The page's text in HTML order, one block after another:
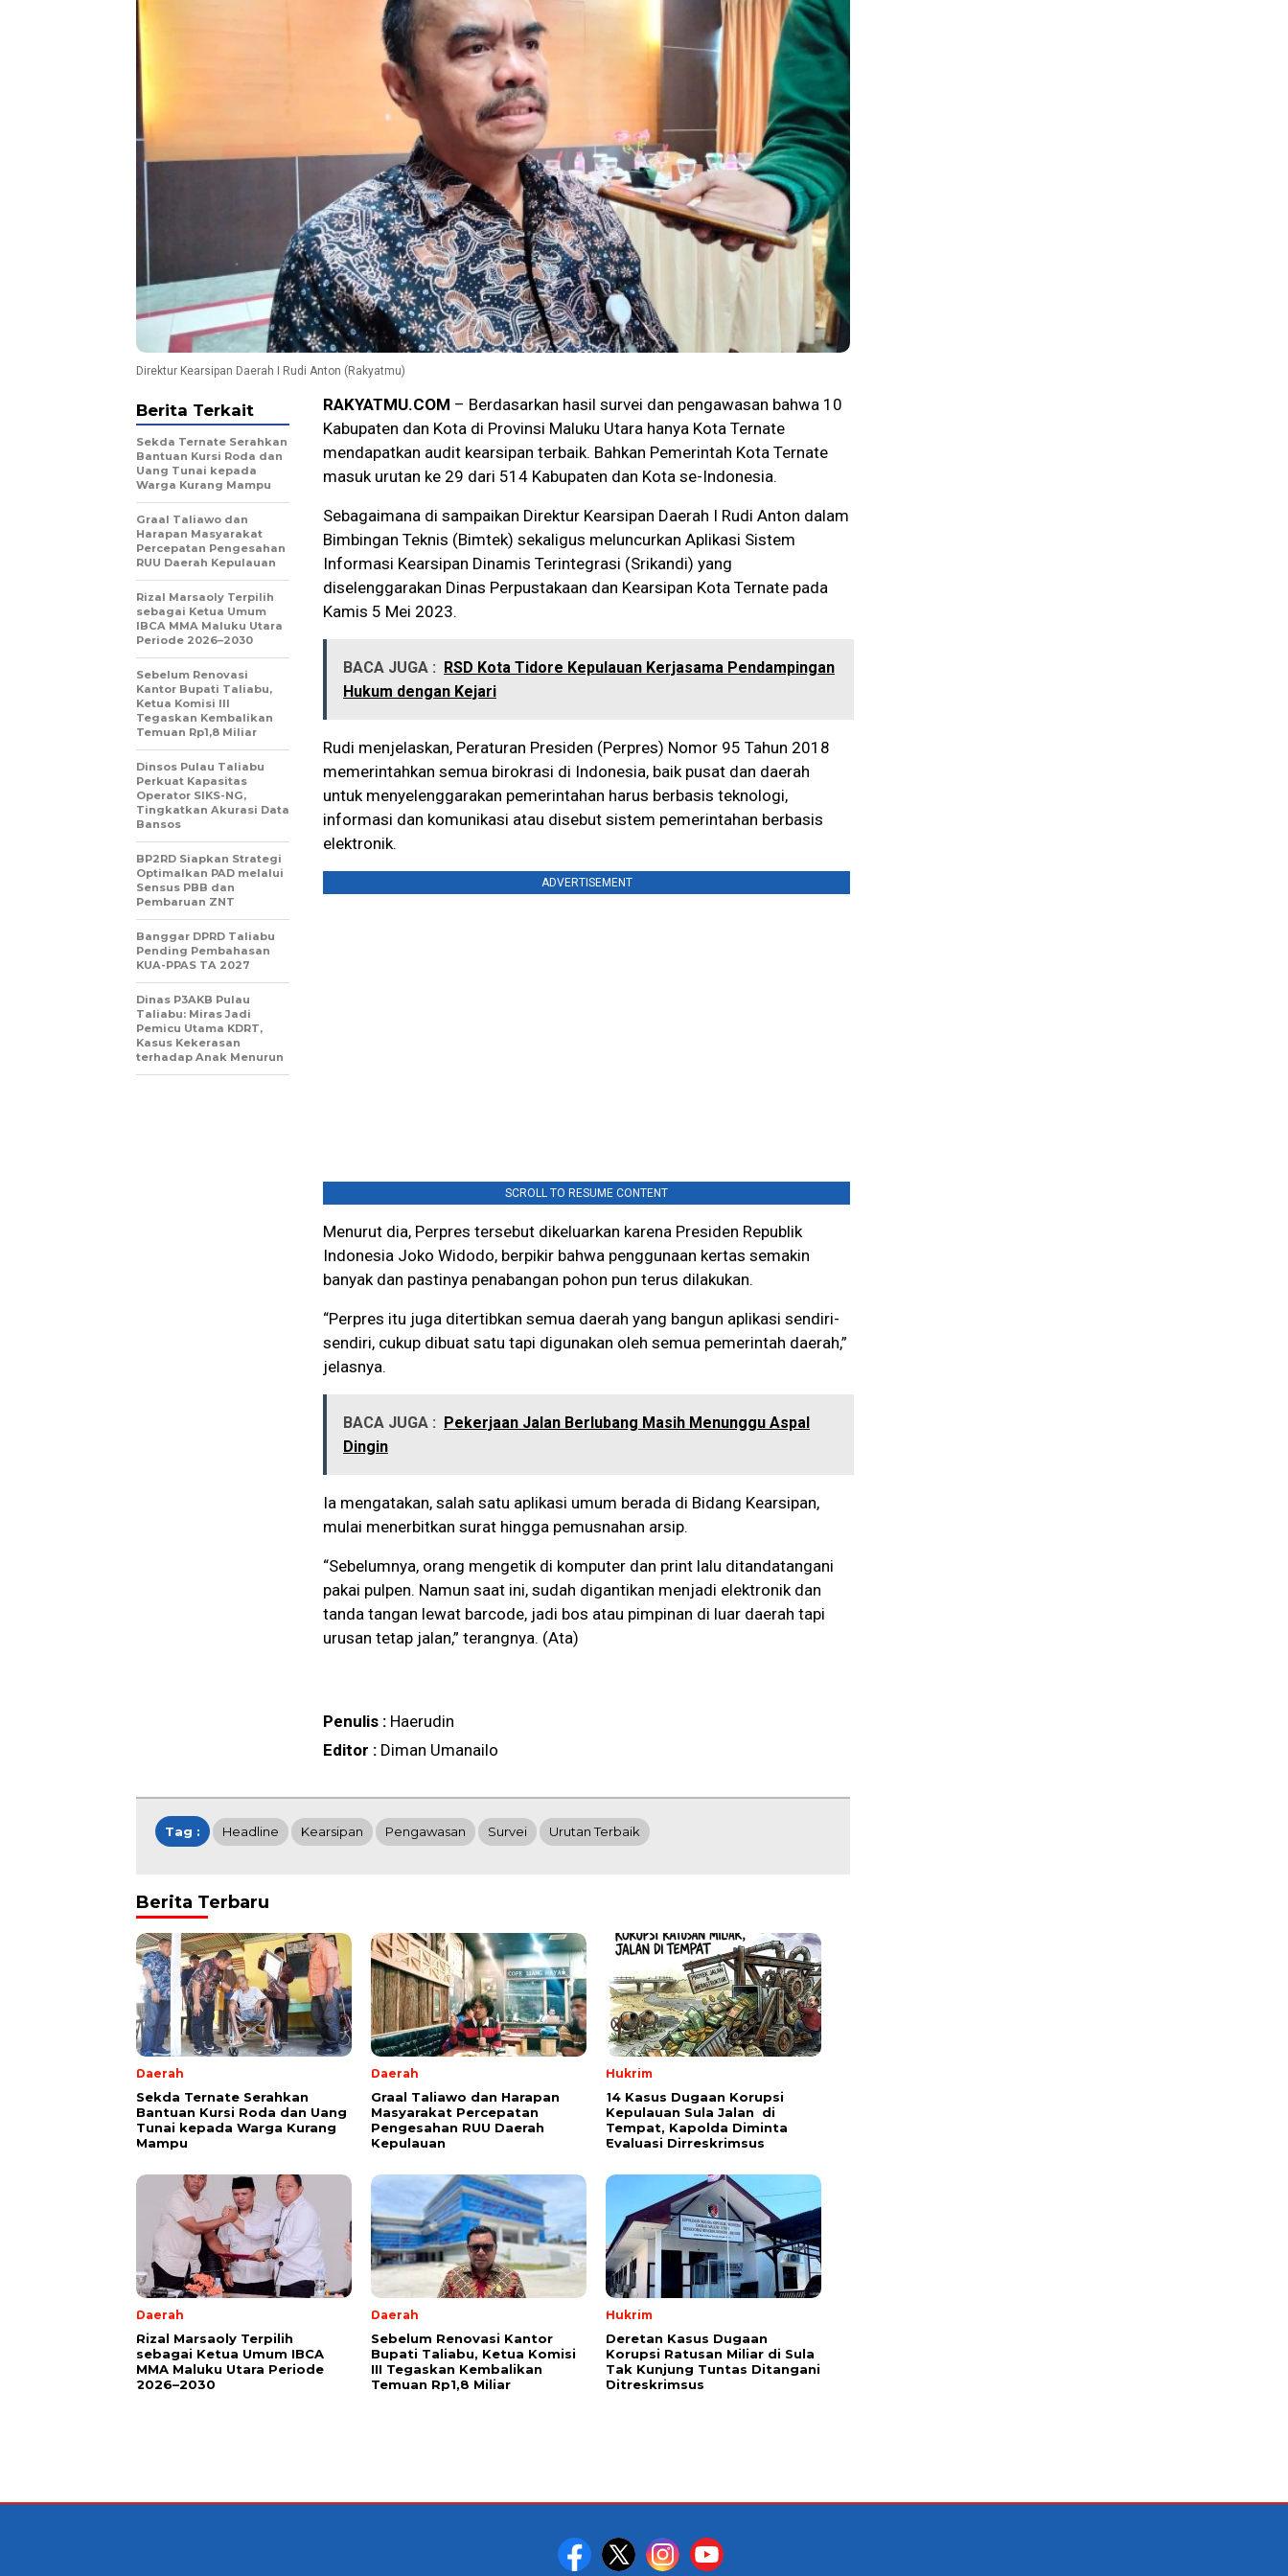
Direktur Kearsipan Daerah I Rudi Anton (Rakyatmu)
RAKYATMU.COM – Berdasarkan hasil survei dan pengawasan bahwa 10
Kabupaten dan Kota di Provinsi Maluku Utara hanya Kota Ternate
mendapatkan audit kearsipan terbaik. Bahkan Pemerintah Kota Ternate
masuk urutan ke 29 dari 514 Kabupaten dan Kota se-Indonesia.
Sebagaimana di sampaikan Direktur Kearsipan Daerah I Rudi Anton dalam
Bimbingan Teknis (Bimtek) sekaligus meluncurkan Aplikasi Sistem
Informasi Kearsipan Dinamis Terintegrasi (Srikandi) yang
diselenggarakan Dinas Perpustakaan dan Kearsipan Kota Ternate pada
Kamis 5 Mei 2023.
BACA JUGA : RSD Kota Tidore Kepulauan Kerjasama Pendampingan
Hukum dengan Kejari
Rudi menjelaskan, Peraturan Presiden (Perpres) Nomor 95 Tahun 2018
memerintahkan semua birokrasi di Indonesia, baik pusat dan daerah
untuk menyelenggarakan pemerintahan harus berbasis teknologi,
informasi dan komunikasi atau disebut sistem pemerintahan berbasis
elektronik.
ADVERTISEMENT
SCROLL TO RESUME CONTENT
Menurut dia, Perpres tersebut dikeluarkan karena Presiden Republik
Indonesia Joko Widodo, berpikir bahwa penggunaan kertas semakin
banyak dan pastinya penabangan pohon pun terus dilakukan.
“Perpres itu juga ditertibkan semua daerah yang bangun aplikasi sendiri-
sendiri, cukup dibuat satu tapi digunakan oleh semua pemerintah daerah,”
jelasnya.
BACA JUGA : Pekerjaan Jalan Berlubang Masih Menunggu Aspal
Dingin
Ia mengatakan, salah satu aplikasi umum berada di Bidang Kearsipan,
mulai menerbitkan surat hingga pemusnahan arsip.
“Sebelumnya, orang mengetik di komputer dan print lalu ditandatangani
pakai pulpen. Namun saat ini, sudah digantikan menjadi elektronik dan
tanda tangan lewat barcode, jadi bos atau pimpinan di luar daerah tapi
urusan tetap jalan,” terangnya. (Ata)
Penulis : Haerudin
Editor : Diman Umanailo
Berita Terkait
Sekda Ternate Serahkan
Bantuan Kursi Roda dan
Uang Tunai kepada
Warga Kurang Mampu
Graal Taliawo dan
Harapan Masyarakat
Percepatan Pengesahan
RUU Daerah Kepulauan
Rizal Marsaoly Terpilih
sebagai Ketua Umum
IBCA MMA Maluku Utara
Periode 2026–2030
Sebelum Renovasi
Kantor Bupati Taliabu,
Ketua Komisi III
Tegaskan Kembalikan
Temuan Rp1,8 Miliar
Dinsos Pulau Taliabu
Perkuat Kapasitas
Operator SIKS-NG,
Tingkatkan Akurasi Data
Bansos
BP2RD Siapkan Strategi
Optimalkan PAD melalui
Sensus PBB dan
Pembaruan ZNT
Banggar DPRD Taliabu
Pending Pembahasan
KUA-PPAS TA 2027
Dinas P3AKB Pulau
Taliabu: Miras Jadi
Pemicu Utama KDRT,
Kasus Kekerasan
terhadap Anak Menurun
Tag : Headline Kearsipan Pengawasan Survei Urutan Terbaik
Berita Terbaru
Daerah
Sekda Ternate Serahkan
Bantuan Kursi Roda dan Uang
Tunai kepada Warga Kurang
Mampu
Daerah
Graal Taliawo dan Harapan
Masyarakat Percepatan
Pengesahan RUU Daerah
Kepulauan
Hukrim
14 Kasus Dugaan Korupsi
Kepulauan Sula Jalan di
Tempat, Kapolda Diminta
Evaluasi Dirreskrimsus
Daerah
Rizal Marsaoly Terpilih
sebagai Ketua Umum IBCA
MMA Maluku Utara Periode
2026–2030
Daerah
Sebelum Renovasi Kantor
Bupati Taliabu, Ketua Komisi
III Tegaskan Kembalikan
Temuan Rp1,8 Miliar
Hukrim
Deretan Kasus Dugaan
Korupsi Ratusan Miliar di Sula
Tak Kunjung Tuntas Ditangani
Ditreskrimsus